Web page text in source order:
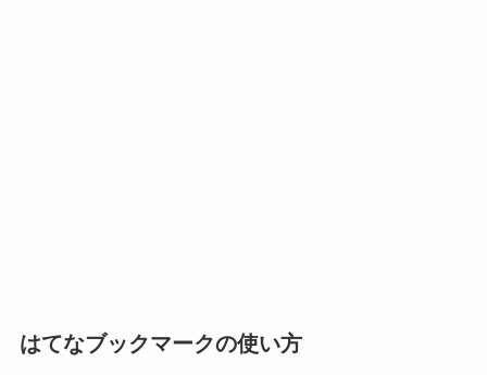
はてなブックマークの使い方